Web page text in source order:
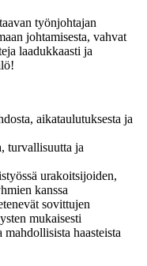
työnjohtajan
johtamisesta, vahvat
laadukkaasti ja
aikataulutuksesta ja
turvallisuutta ja
urakoitsijoiden,
kanssa
sovittujen
mukaisesti
haasteista